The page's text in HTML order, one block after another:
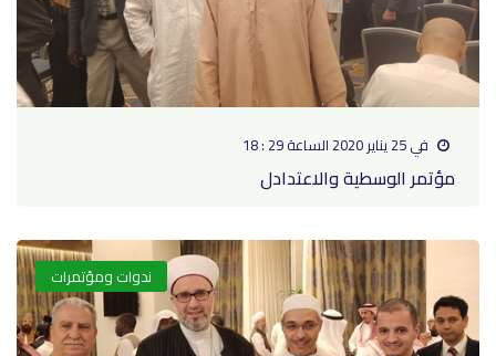
في 25 يناير 2020 الساعة 29 : 18
مؤتمر الوسطية والاعتدادل
ندوات ومؤتمرات